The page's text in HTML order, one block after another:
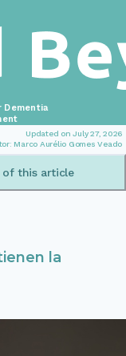
Updated on July 27, 2026
Marco Aurélio Gomes Veado
Dementia
of this article
la